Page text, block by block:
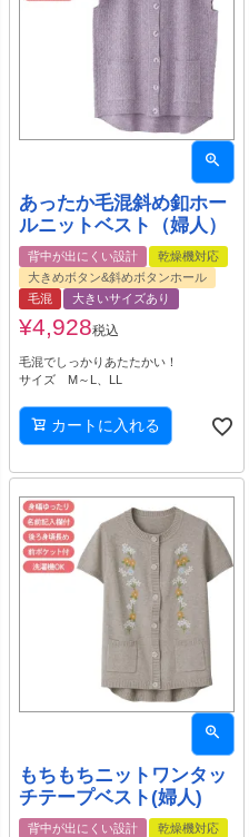
あったか毛混斜め釦ホー
ルニットベスト（婦人）
背中が出にくい設計
乾燥機対応
大きめボタン&斜めボタンホール
毛混
大きいサイズあり
¥4,928税込
毛混でしっかりあたたかい！
サイズ M～L、LL
カートに入れる
もちもちニットワンタッ
チテープベスト(婦人)
背中が出にくい設計
乾燥機対応